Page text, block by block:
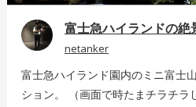
富士急ハイランドの絶
netanker
富士急ハイランド園内のミニ富士
ション。 （画面で時たまチラチラ